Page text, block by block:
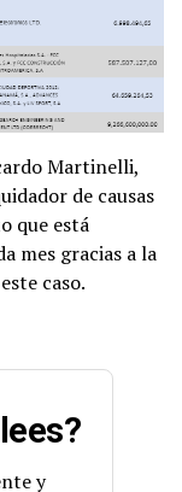
Martinelli,
de causas
que está
mes gracias a la
caso.
y